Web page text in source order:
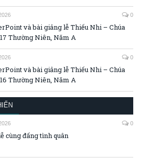
0
và bài giảng lễ Thiếu Nhi – Chúa
Thường Niên, Năm A
0
và bài giảng lễ Thiếu Nhi – Chúa
Thường Niên, Năm A
0
cùng đấng tình quân